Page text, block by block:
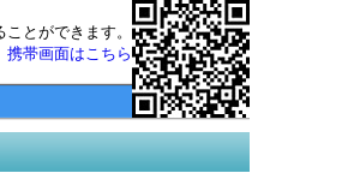
とができます。
携帯画面はこちら